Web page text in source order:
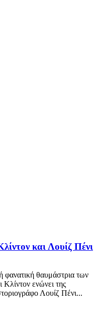
και Λουίζ Πένι
θαυμάστρια των
ενώνει της
Λουίζ Πένι...